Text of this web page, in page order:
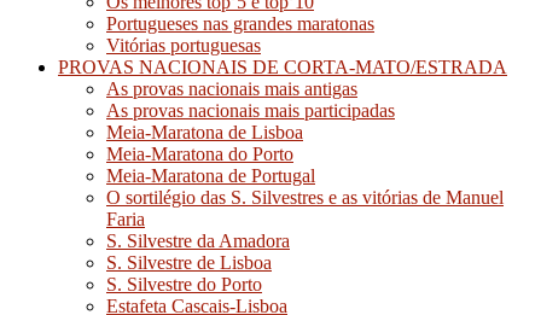
Portugueses nas grandes maratonas
Vitórias portuguesas
PROVAS NACIONAIS DE CORTA-MATO/ESTRADA
As provas nacionais mais antigas
As provas nacionais mais participadas
Meia-Maratona de Lisboa
Meia-Maratona do Porto
Meia-Maratona de Portugal
O sortilégio das S. Silvestres e as vitórias de Manuel
Faria
S. Silvestre da Amadora
S. Silvestre de Lisboa
S. Silvestre do Porto
Estafeta Cascais-Lisboa